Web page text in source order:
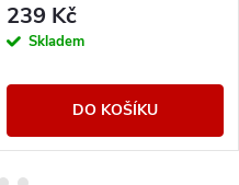
239 Kč
Skladem
DO KOŠÍKU